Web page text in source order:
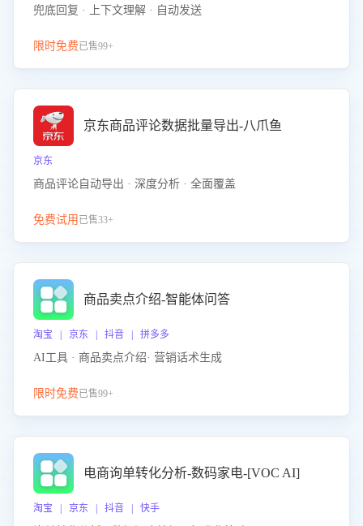
兜底回复 · 上下文理解 · 自动发送
限时免费已售99+
京东商品评论数据批量导出-八爪鱼
京东
商品评论自动导出 · 深度分析 · 全面覆盖
免费试用 已售33+
商品卖点介绍-智能体问答
淘宝 | 京东 | 抖音 | 拼多多
AI工具 · 商品卖点介绍· 营销话术生成
限时免费已售99+
电商询单转化分析-数码家电-[VOC AI]
淘宝 | 京东 | 抖音 | 快手